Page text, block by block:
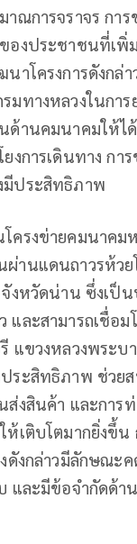
าณการจราจร กา
องประชาชนที่เพิ่
าโครงการดังกล่
มทางหลวงในการ
ด้านคมนาคมให้ไ
งการเดินทาง กา
มีประสิทธิภาพ
ครงข่ายคมนาคม
านแดนถาวรห้วย
จังหวัดน่าน ซึ่งเป็
ละสามารถเชื่อม
แขวงหลวงพระบ
ประสิทธิภาพ ช่วย
งสินค้า และการท่
ห้เติบโตมากยิ่งขึ้
ดังกล่าวมีลักษณะ
และมีข้อจำกัดด้า